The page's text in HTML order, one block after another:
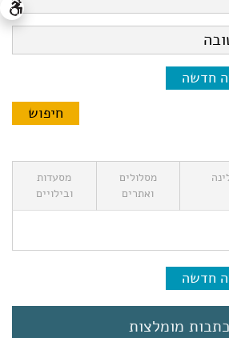
חדשה
מסלולים
ואתרים
מסעדות
ובילויים
חדשה
כתבות מומלצות